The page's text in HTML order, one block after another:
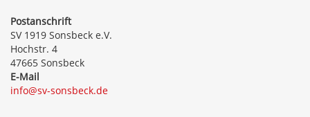
Postanschrift
SV 1919 Sonsbeck e.V.
Hochstr. 4
47665 Sonsbeck
E-Mail
info@sv-sonsbeck.de